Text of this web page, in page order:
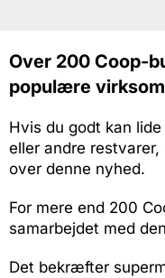
Over 200 Coop-
populære
Hvis du godt kan
eller andre
over denne nyhed.
For mere end 200
samarbejdet med
Det bekræfter